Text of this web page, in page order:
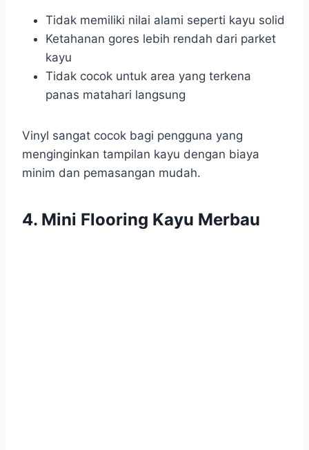
Tidak memiliki nilai alami seperti kayu solid
Ketahanan gores lebih rendah dari parket
kayu
Tidak cocok untuk area yang terkena
panas matahari langsung
Vinyl sangat cocok bagi pengguna yang
menginginkan tampilan kayu dengan biaya
minim dan pemasangan mudah.
4. Mini Flooring Kayu Merbau